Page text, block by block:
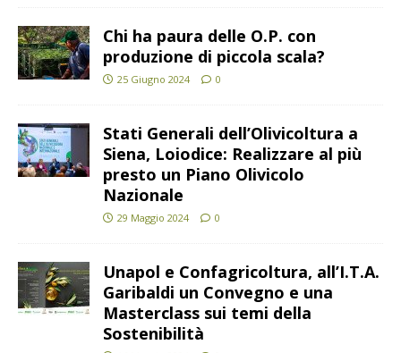
Chi ha paura delle O.P. con
produzione di piccola scala?
25 Giugno 2024 0
Stati Generali dell’Olivicoltura a
Siena, Loiodice: Realizzare al più
presto un Piano Olivicolo
Nazionale
29 Maggio 2024 0
Unapol e Confagricoltura, all’I.T.A.
Garibaldi un Convegno e una
Masterclass sui temi della
Sostenibilità